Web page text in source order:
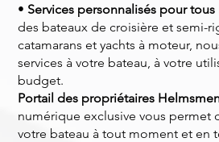
• Services personnalisés pour
des bateaux de croisière et semi-
catamarans et yachts à moteur,
services à votre bateau, à votre
budget.
Portail des propriétaires
numérique exclusive vous permet
votre bateau à tout moment et en